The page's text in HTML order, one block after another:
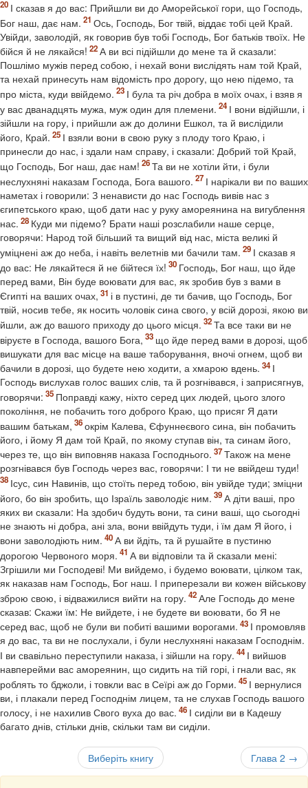
І сказав я до вас: Прийшли ви до Аморейської гори, що Господь,
Бог наш, дає нам.
Ось, Господь, Бог твій, віддає тобі цей Край.
Увійди, заволодій, як говорив був тобі Господь, Бог батьків твоїх. Не
бійся й не лякайся!
А ви всі підійшли до мене та й сказали:
Пошлімо мужів перед собою, і нехай вони вислідять нам той Край,
та нехай принесуть нам відомість про дорогу, що нею підемо, та
про міста, куди ввійдемо.
І була та річ добра в моїх очах, і взяв я
у вас дванадцять мужа, муж один для племени.
І вони відійшли, і
зійшли на гору, і прийшли аж до долини Ешкол, та й вислідили
його, Край.
І взяли вони в свою руку з плоду того Краю, і
принесли до нас, і здали нам справу, і сказали: Добрий той Край,
що Господь, Бог наш, дає нам!
Та ви не хотіли йти, і були
неслухняні наказам Господа, Бога вашого.
І нарікали ви по ваших
наметах і говорили: З ненависти до нас Господь вивів нас з
єгипетського краю, щоб дати нас у руку амореянина на вигублення
нас.
Куди ми підемо? Брати наші розслабили наше серце,
говорячи: Народ той більший та вищий від нас, міста великі й
уміцнені аж до неба, і навіть велетнів ми бачили там.
І сказав я
до вас: Не лякайтеся й не бійтеся їх!
Господь, Бог наш, що йде
перед вами, Він буде воювати для вас, як зробив був з вами в
Єгипті на ваших очах,
і в пустині, де ти бачив, що Господь, Бог
твій, носив тебе, як носить чоловік сина свого, у всій дорозі, якою ви
йшли, аж до вашого приходу до цього місця.
Та все таки ви не
віруєте в Господа, вашого Бога,
що йде перед вами в дорозі, щоб
вишукати для вас місце на ваше таборування, вночі огнем, щоб ви
бачили в дорозі, що будете нею ходити, а хмарою вдень.
І
Господь вислухав голос ваших слів, та й розгнівався, і заприсягнув,
говорячи:
Поправді кажу, ніхто серед цих людей, цього злого
покоління, не побачить того доброго Краю, що присяг Я дати
вашим батькам,
окрім Калева, Єфуннеєвого сина, він побачить
його, і йому Я дам той Край, по якому ступав він, та синам його,
через те, що він виповняв наказа Господнього.
Також на мене
розгнівався був Господь через вас, говорячи: І ти не ввійдеш туди!
Ісус, син Навинів, що стоїть перед тобою, він увійде туди; зміцни
його, бо він зробить, що Ізраїль заволодіє ним.
А діти ваші, про
яких ви сказали: На здобич будуть вони, та сини ваші, що сьогодні
не знають ні добра, ані зла, вони ввійдуть туди, і їм дам Я його, і
вони заволодіють ним.
А ви йдіть, та й рушайте в пустиню
дорогою Червоного моря.
А ви відповіли та й сказали мені:
Згрішили ми Господеві! Ми вийдемо, і будемо воювати, цілком так,
як наказав нам Господь, Бог наш. І приперезали ви кожен військову
зброю свою, і відважилися вийти на гору.
Але Господь до мене
сказав: Скажи їм: Не вийдете, і не будете ви воювати, бо Я не
серед вас, щоб не були ви побиті вашими ворогами.
І промовляв
я до вас, та ви не послухали, і були неслухняні наказам Господнім.
І ви свавільно переступили наказа, і зійшли на гору.
І вийшов
навперейми вас амореянин, що сидить на тій горі, і гнали вас, як
роблять то бджоли, і товкли вас в Сеїрі аж до Горми.
І вернулися
ви, і плакали перед Господнім лицем, та не слухав Господь вашого
голосу, і не нахилив Свого вуха до вас.
І сиділи ви в Кадешу
багато днів, стільки днів, скільки там ви сиділи.
Виберіть книгу Глава 2 →